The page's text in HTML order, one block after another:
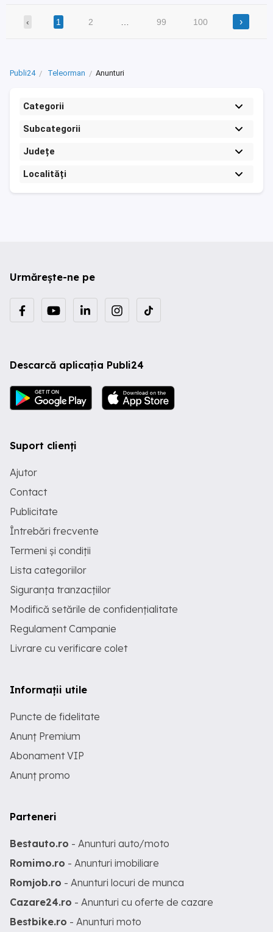
‹ 1 2 99 100 ›
Publi24 Teleorman Anunturi
Categorii
Subcategorii
Județe
Localități
Urmărește-ne pe
Descarcă aplicația Publi24
Suport clienți
Ajutor
Contact
Publicitate
Întrebări frecvente
Termeni și condiții
Lista categoriilor
Siguranța tranzacțiilor
Modifică setările de confidențialitate
Regulament Campanie
Livrare cu verificare colet
Informații utile
Puncte de fidelitate
Anunț Premium
Abonament VIP
Anunț promo
Parteneri
Bestauto.ro - Anunturi auto/moto
Romimo.ro - Anunturi imobiliare
Romjob.ro - Anunturi locuri de munca
Cazare24.ro - Anunturi cu oferte de cazare
Bestbike.ro - Anunturi moto